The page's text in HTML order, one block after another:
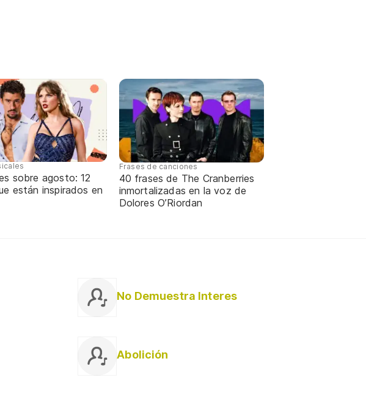
sobre agosto: 12
están inspirados en
Frases de canciones
40 frases de The Cranberries
inmortalizadas en la voz de
Dolores O’Riordan
No Demuestra Interes
Abolición